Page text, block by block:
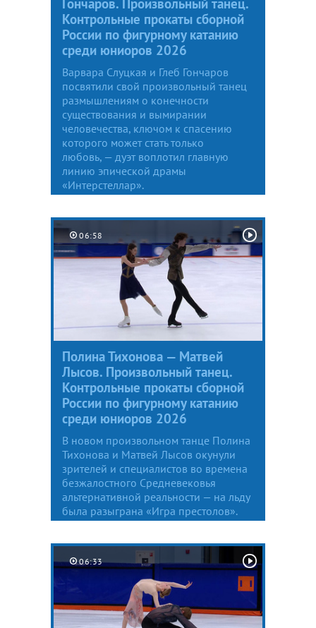
Контрольные прокаты сборной
России по фигурному катанию
среди юниоров 2026
Варвара Слуцкая и Глеб Гончаров
посвятили свой произвольный танец
размышлениям о конечности
существования и вымирании
человечества, ключом к спасению
которого может стать только
любовь, — дуэт воплотил главную
линию эпической драмы
«Интерстеллар».
06:58
Полина Тихонова — Матвей
Лысов. Произвольный танец.
Контрольные прокаты сборной
России по фигурному катанию
среди юниоров 2026
В новом произвольном танце Полина
Тихонова и Матвей Лысов окунули
зрителей и специалистов во времена
безжалостного Средневековья
альтернативной реальности — на льду
была разыграна «Игра престолов».
06:33